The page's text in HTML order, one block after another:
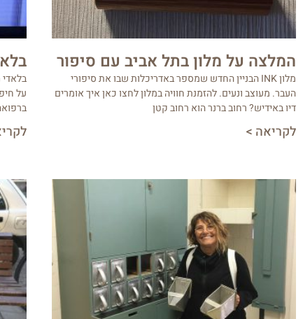
המלצה על מלון בתל אביב עם סיפור
מלון INK הבניין החדש שמספר באדריכלות שבו את סיפורי
העבר. מעוצב ונעים. להזמנת חוויה במלון לחצו כאן איך אומרים
דיו באידיש? רחוב ברנר הוא רחוב קטן
לקריאה >
על